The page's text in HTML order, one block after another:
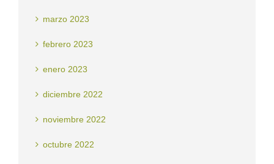
marzo 2023
febrero 2023
enero 2023
diciembre 2022
noviembre 2022
octubre 2022